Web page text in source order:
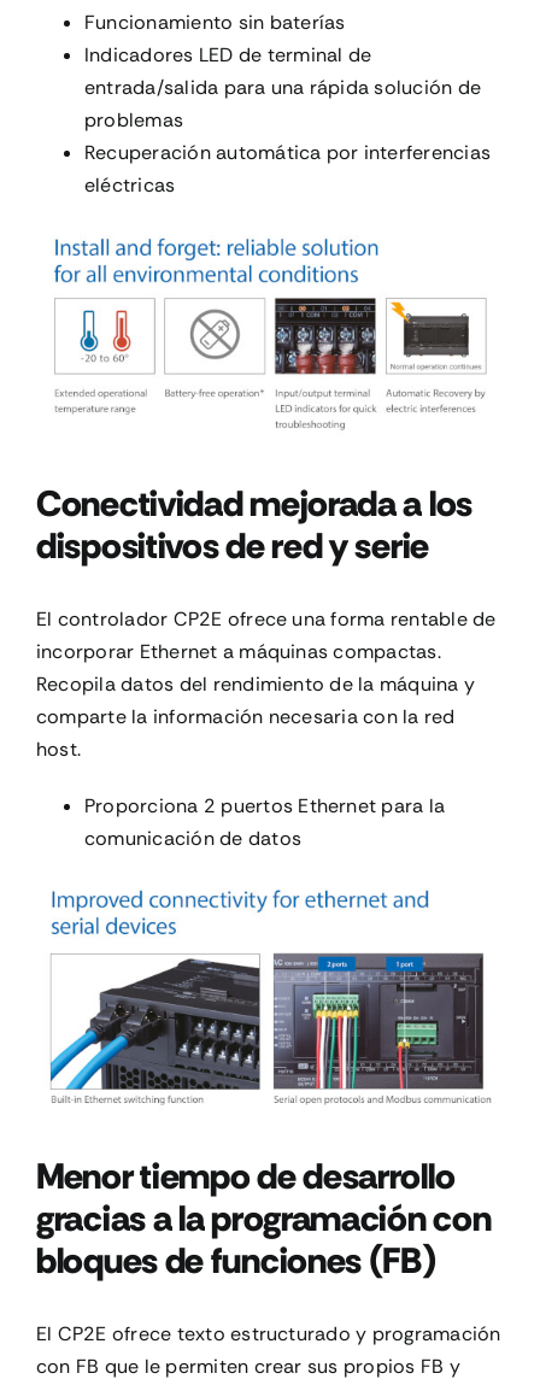
Funcionamiento sin baterías
Indicadores LED de terminal de
entrada/salida para una rápida solución de
problemas
Recuperación automática por interferencias
eléctricas
Conectividad mejorada a los
dispositivos de red y serie
El controlador CP2E ofrece una forma rentable de
incorporar Ethernet a máquinas compactas.
Recopila datos del rendimiento de la máquina y
comparte la información necesaria con la red
host.
Proporciona 2 puertos Ethernet para la
comunicación de datos
Menor tiempo de desarrollo
gracias a la programación con
bloques de funciones (FB)
El CP2E ofrece texto estructurado y programación
con FB que le permiten crear sus propios FB y